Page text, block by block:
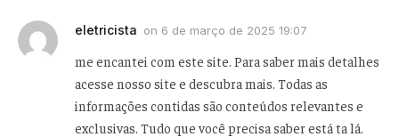
eletricista on 6 de março de 2025 19:07
me encantei com este site. Para saber mais detalhes
acesse nosso site e descubra mais. Todas as
informações contidas são conteúdos relevantes e
exclusivas. Tudo que você precisa saber está ta lá.